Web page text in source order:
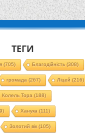
ТЕГИ
(705) Благодійність (308)
громада (267) Ліцей (216)
Колель Тора (188)
Ханука (111)
Золотий вік(105)